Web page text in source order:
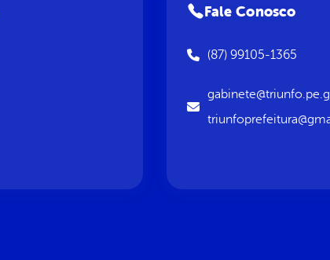
Fale Conosco
(87) 99105-1365